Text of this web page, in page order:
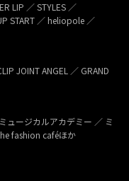
LIP ／ STYLES ／
START ／ heliopole ／
JOINT ANGEL ／ GRAND
ュージカルアカデミー ／ ミ
fashion caféほか